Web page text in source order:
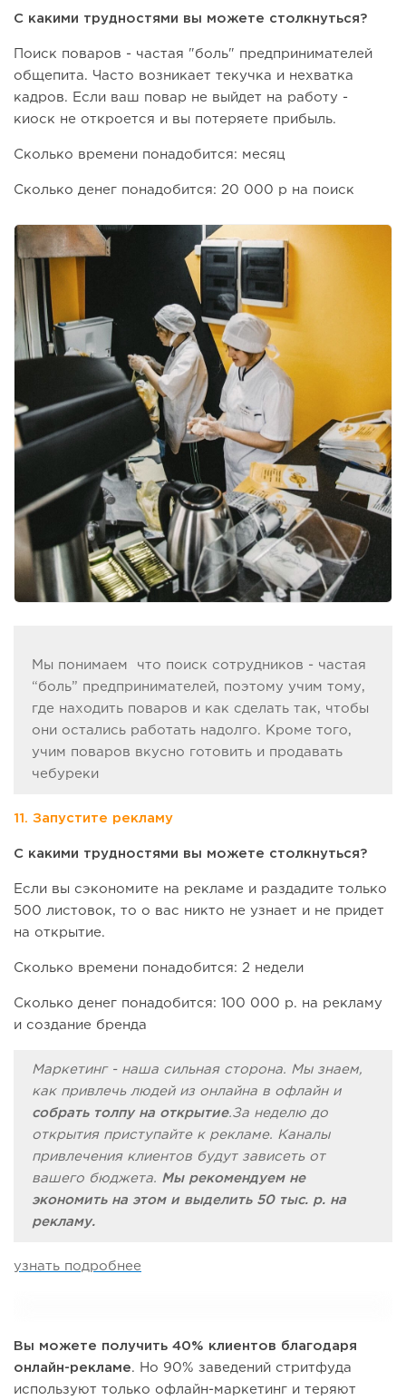
С какими трудностями вы можете столкнуться?
Поиск поваров - частая "боль" предпринимателей
общепита. Часто возникает текучка и нехватка
кадров. Если ваш повар не выйдет на работу -
киоск не откроется и вы потеряете прибыль.
Сколько времени понадобится: месяц
Сколько денег понадобится: 20 000 р на поиск
Мы понимаем что поиск сотрудников - частая
“боль” предпринимателей, поэтому учим тому,
где находить поваров и как сделать так, чтобы
они остались работать надолго. Кроме того,
учим поваров вкусно готовить и продавать
чебуреки
11. Запустите рекламу
С какими трудностями вы можете столкнуться?
Если вы сэкономите на рекламе и раздадите только
500 листовок, то о вас никто не узнает и не придет
на открытие.
Сколько времени понадобится: 2 недели
Сколько денег понадобится: 100 000 р. на рекламу
и создание бренда
Маркетинг - наша сильная сторона. Мы знаем,
как привлечь людей из онлайна в офлайн и
собрать толпу на открытие.За неделю до
открытия приступайте к рекламе. Каналы
привлечения клиентов будут зависеть от
вашего бюджета.
Мы рекомендуем не
экономить на этом и выделить 50 тыс. р. на
рекламу.
узнать подробнее
Вы можете получить 40% клиентов благодаря
онлайн-рекламе . Но 90% заведений стритфуда
используют только офлайн-маркетинг и теряют